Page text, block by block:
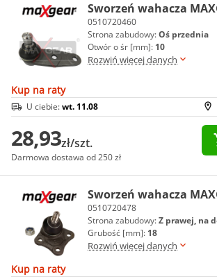
Sworzeń wahacza
0510720460
Strona zabudowy:Oś przednia
Otwór o śr [mm]: 10
Rozwiń więcej danych
Kup na raty
U ciebie:wt. 11.08
28,93zł/szt.
Darmowa dostawa od 250 zł
Sworzeń wahacza
0510720478
Strona zabudowy:Z prawej, na
Grubość [mm]: 18
Rozwiń więcej danych
Kup na raty